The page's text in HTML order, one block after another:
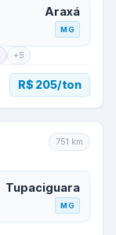
Araxá
MG
+5
R$ 205/ton
751 km
Tupaciguara
MG